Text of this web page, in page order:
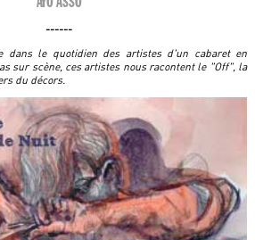
------
dans le quotidien des artistes d'un cabaret en
sur scène, ces artistes nous racontent le "Off", la
du décors.